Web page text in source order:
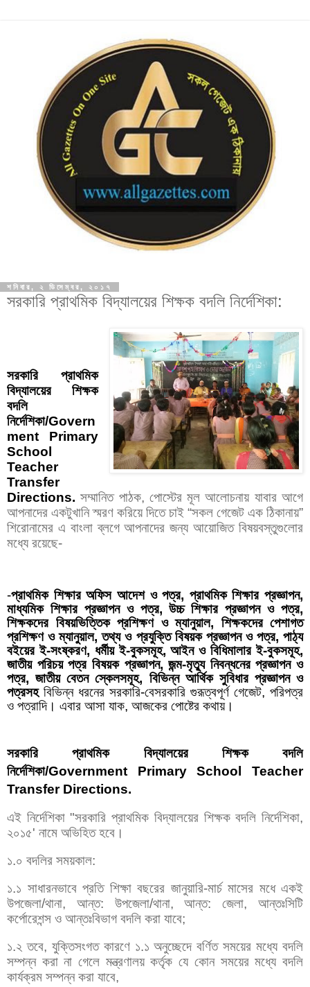
শনিবার, ২ ডিসেম্বর, ২০১৭
সরকারি প্রাথমিক বিদ্যালয়ের শিক্ষক বদলি নির্দেশিকা:
সরকারি প্রাথমিক
বিদ্যালয়ের শিক্ষক
বদলি
নির্দেশিকা/Govern
ment Primary
School
Teacher
Transfer
Directions. সম্মানিত পাঠক, পোস্টের মূল আলোচনায় যাবার আগে
আপনাদের একটুখানি স্মরণ করিয়ে দিতে চাই “সকল গেজেট এক ঠিকানায়”
শিরোনামের এ বাংলা ব্লগে আপনাদের জন্য আয়োজিত বিষয়বস্তুগুলোর
মধ্যে রয়েছে-
-প্রাথমিক শিক্ষার অফিস আদেশ ও পত্র, প্রাথমিক শিক্ষার প্রজ্ঞাপন,
মাধ্যমিক শিক্ষার প্রজ্ঞাপন ও পত্র, উচ্চ শিক্ষার প্রজ্ঞাপন ও পত্র,
শিক্ষকদের বিষয়ভিত্তিক প্রশিক্ষণ ও ম্যানুয়াল, শিক্ষকদের পেশাগত
প্রশিক্ষণ ও ম্যানুয়াল,তথ্য ও প্রযুক্তি বিষয়ক প্রজ্ঞাপন ও পত্র,পাঠ্য
বইয়ের ই-সংষ্করণ, ধর্মীয় ই-বুকসমূহ, আইন ও বিধিমালার ই-বুকসমূহ,
জাতীয় পরিচয় পত্র বিষয়ক প্রজ্ঞাপন, জন্ম-মৃত্যু নিবন্ধনের প্রজ্ঞাপন ও
পত্র, জাতীয় বেতন স্কেলসমূহ, বিভিন্ন আর্থিক সুবিধার প্রজ্ঞাপন ও
পত্রসহ বিভিন্ন ধরনের সরকারি-বেসরকারি গুরূত্বপূর্ণ গেজেট, পরিপত্র
ও পত্রাদি। এবার আসা যাক, আজকের পোষ্টের কথায়।
সরকারি প্রাথমিক বিদ্যালয়ের শিক্ষক বদলি
নির্দেশিকা/Government Primary School Teacher
Transfer Directions.
এই নির্দেশিকা "সরকারি প্রাথমিক বিদ্যালয়ের শিক্ষক বদলি নির্দেশিকা,
২০১৫' নামে অভিহিত হবে।
১.০ বদলির সময়কাল:
১.১ সাধারনভাবে প্রতি শিক্ষা বছরের জানুয়ারি-মার্চ মাসের মধে একই
উপজেলা/থানা, আন্ত: উপজেলা/থানা, আন্ত: জেলা, আন্তঃসিটি
কর্পোরেশন্স ও আন্তঃবিভাগ বদলি করা যাবে;
১.২ তবে, যুক্তিসংগত কারণে ১.১ অনুচ্ছেদে বর্ণিত সময়ের মধ্যে বদলি
সম্পন্ন করা না গেলে মন্ত্রণালয় কর্তৃক যে কোন সময়ের মধ্যে বদলি
কার্যক্রম সম্পন্ন করা যাবে,